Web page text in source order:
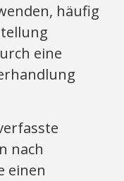
häufig
eine
nach
einen